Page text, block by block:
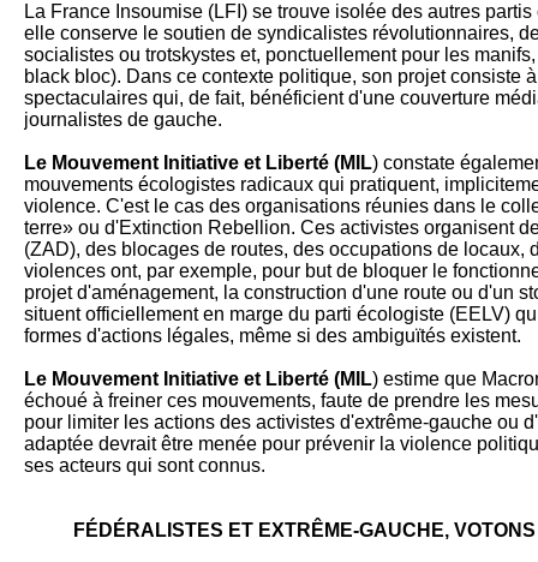
La France Insoumise (LFI) se trouve isolée des autres
elle conserve le soutien de syndicalistes révolutionnaires,
socialistes ou trotskystes et, ponctuellement pour les
black bloc). Dans ce contexte politique, son projet consiste
spectaculaires qui, de fait, bénéficient d'une couverture
journalistes de gauche.
Le Mouvement Initiative et Liberté (MIL) constate
mouvements écologistes radicaux qui pratiquent,
violence. C'est le cas des organisations réunies dans le
terre» ou d'Extinction Rebellion. Ces activistes organisent
(ZAD), des blocages de routes, des occupations de locaux,
violences ont, par exemple, pour but de bloquer le
projet d'aménagement, la construction d'une route ou d'un
situent officiellement en marge du parti écologiste (EELV)
formes d'actions légales, même si des ambiguïtés existent.
Le Mouvement Initiative et Liberté (MIL) estime que
échoué à freiner ces mouvements, faute de prendre les
pour limiter les actions des activistes d'extrême-gauche ou
adaptée devrait être menée pour prévenir la violence
ses acteurs qui sont connus.
FÉDÉRALISTES ET EXTRÊME-GAUCHE,